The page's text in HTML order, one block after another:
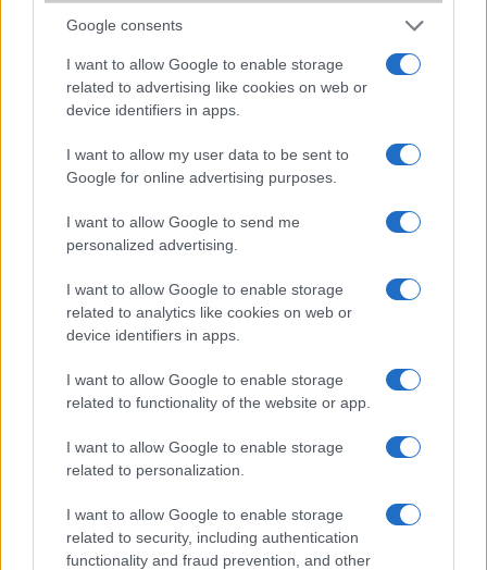
Google consents
I want to allow Google to enable storage
related to advertising like cookies on web or
device identifiers in apps.
I want to allow my user data to be sent to
Google for online advertising purposes.
I want to allow Google to send me
personalized advertising.
I want to allow Google to enable storage
related to analytics like cookies on web or
device identifiers in apps.
I want to allow Google to enable storage
related to functionality of the website or app.
I want to allow Google to enable storage
related to personalization.
I want to allow Google to enable storage
related to security, including authentication
functionality and fraud prevention, and other
Új és Használt GSM kiemelt ajánlatok
Samsung Galaxy S25 Ultra
Nelly GSM
Samsung Galaxy S25